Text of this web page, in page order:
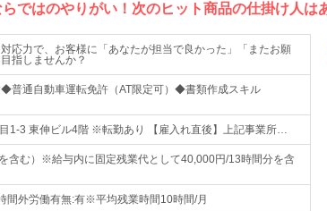
ではのやりがい！次のヒット商品の仕掛け人は
応力で、お客様に「あなたが担当で良かった」「またお願
指しませんか？
普通自動車運転免許（AT限定可）◆書類作成スキル
目1-3 東伸ビル4階 ※転勤あり 【雇入れ直後】上記事業所…
含む）※給与内に固定残業代として40,000円/13時間分を含
間外労働有無:有※平均残業時間10時間/月